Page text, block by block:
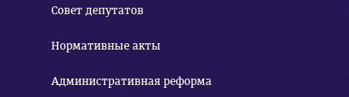
Совет депутатов
Нормативные акты
Административная реформа